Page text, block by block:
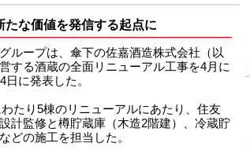
たな価値を発信する起点に
ループは、傘下の佐嘉酒造株式会社（以
する酒蔵の全面リニューアル工事を4月に
に発表した。
たり5棟のリニューアルにあたり、住友
計監修と樽貯蔵庫（木造2階建）、冷蔵貯
どの施工を担当した。